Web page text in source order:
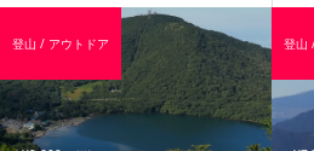
登山 / アウトドア 登山